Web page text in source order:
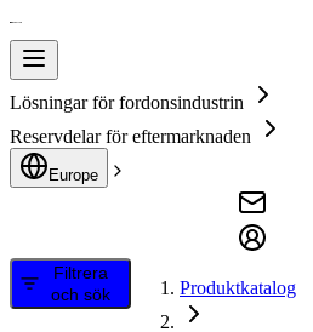
Lösningar för fordonsindustrin
Reservdelar för eftermarknaden
Europe
Filtrera
och sök
Produktkatalog